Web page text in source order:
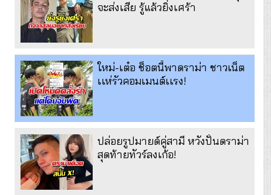
จะส่งเสีย รู้แล้วยิ่งเศร้า
ใหม่-เต๋อ ช็อตนี้พาดราม่า ชาวเน็ต
เเห่รัวคอมเมนต์เเรง!
ปล่อยรูปมายด์คู่สามี หวังปั่นดราม่า
สุดท้ายทัวร์ลงเก้อ!